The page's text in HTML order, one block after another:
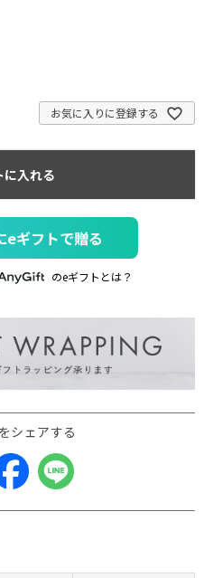
お気に入りに登録する
に入れる
eギフトで贈る
のeギフトとは？
シェアする